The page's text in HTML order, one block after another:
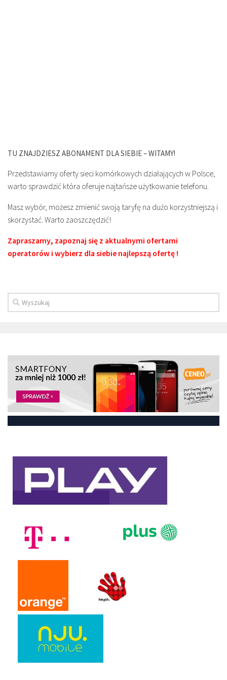
TU ZNAJDZIESZ ABONAMENT DLA SIEBIE – WITAMY!
Przedstawiamy oferty sieci komórkowych działających w Polsce,
warto sprawdzić która oferuje najtańsze użytkowanie telefonu.
Masz wybór, możesz zmienić swoją taryfę na dużo korzystniejszą i
skorzystać. Warto zaoszczędzić!
Zapraszamy, zapoznaj się z aktualnymi ofertami
operatorów i wybierz dla siebie najlepszą ofertę !